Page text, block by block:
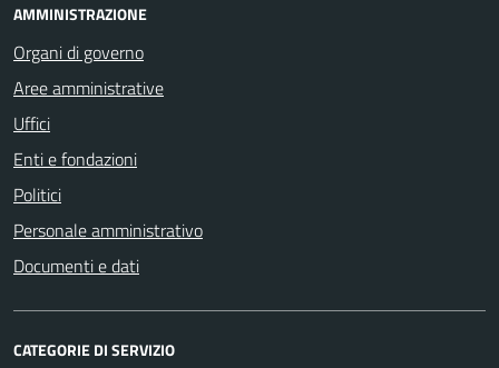
AMMINISTRAZIONE
Organi di governo
Aree amministrative
Uffici
Enti e fondazioni
Politici
Personale amministrativo
Documenti e dati
CATEGORIE DI SERVIZIO